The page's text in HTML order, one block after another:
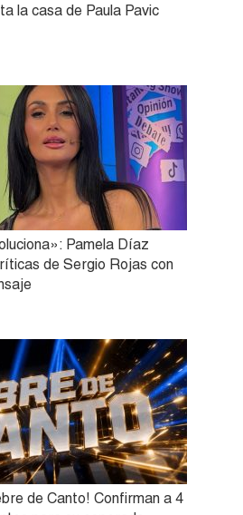
la casa de Paula Pavic
Pamela Díaz
de Sergio Rojas con
de Canto! Confirman a 4